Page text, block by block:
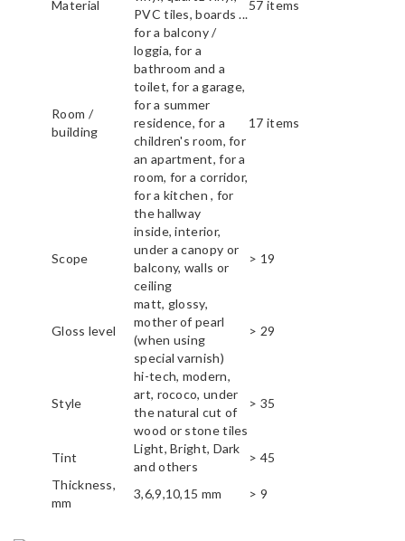
Material
PVC tiles, boards ...
57 items
Room /
building
for a balcony /
loggia, for a
bathroom and a
toilet, for a garage,
for a summer
residence, for a
children's room, for
an apartment, for a
room, for a corridor,
for a kitchen , for
the hallway
17 items
Scope
inside, interior,
under a canopy or
balcony, walls or
ceiling
> 19
Gloss level
matt, glossy,
mother of pearl
(when using
special varnish)
> 29
Style
hi-tech, modern,
art, rococo, under
the natural cut of
wood or stone tiles
> 35
Tint
Light, Bright, Dark
and others
> 45
Thickness,
mm
3,6,9,10,15 mm > 9